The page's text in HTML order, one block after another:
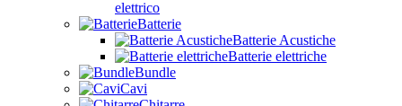
elettrico
Batterie
Batterie Acustiche
Batterie elettriche
Bundle
Cavi